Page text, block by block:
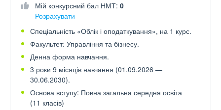
Мій конкурсний бал НМТ: 0
Розрахувати
Спеціальність «Облік і оподаткування», на 1 курс.
Факультет: Управління та бізнесу.
Денна форма навчання.
3 роки 9 місяців навчання (01.09.2026 —
30.06.2030).
Основа вступу: Повна загальна середня освіта
(11 класів)